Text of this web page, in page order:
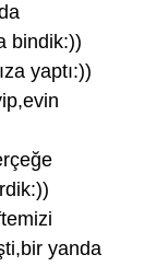
bindik:))
yaptı:))
yanda